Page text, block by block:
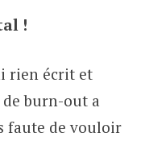
!
rien écrit et
de burn-out a
faute de vouloir